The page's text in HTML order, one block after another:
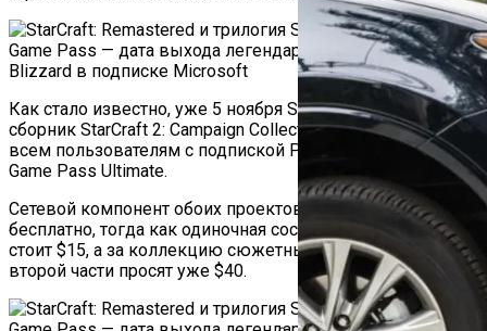
Как стало известно, уже 5 ноября StarCraft: Remastered и
сборник StarCraft 2: Campaign Collection станут доступны
всем пользователям с подпиской PC Game Pass или
Game Pass Ultimate.
Сетевой компонент обоих проектов распространяется
бесплатно, тогда как одиночная составляющая StarCraft
стоит $15, а за коллекцию сюжетных кампаний для
второй части просят уже $40.